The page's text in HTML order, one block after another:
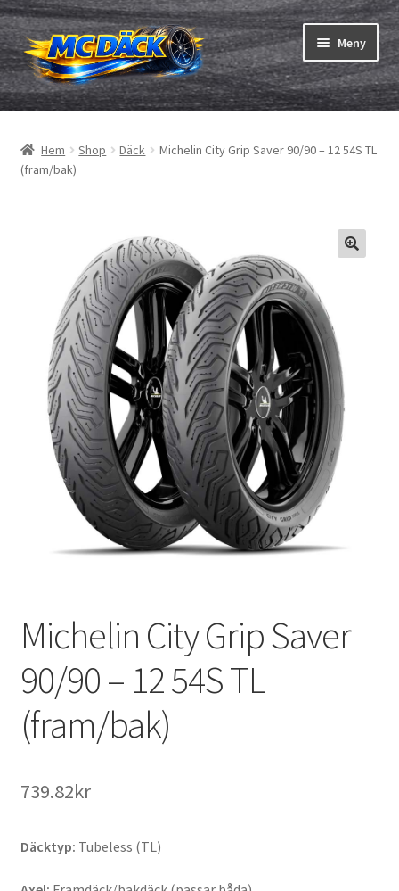
Hoppa
till
navigering
Hoppa
till
innehåll
Meny
Däck
Slangar & fälgband
Däcktest
Märken
Om oss
Hem Shop Däck
Michelin City Grip Saver 90/90 – 12 54S TL
(fram/bak)
Michelin City Grip Saver
90/90 – 12 54S TL
(fram/bak)
739.82kr
Däcktyp: Tubeless (TL)